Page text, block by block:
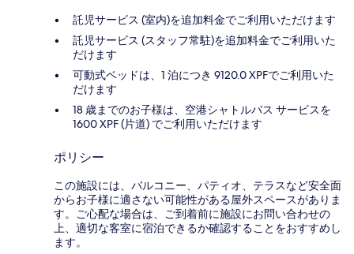
託児サービス (室内)を追加料金でご利用いただけます
託児サービス (スタッフ常駐)を追加料金でご利用いた
だけます
可動式ベッドは、1 泊につき 9120.0 XPFでご利用いた
だけます
18 歳までのお子様は、空港シャトルバス サービスを
1600 XPF (片道) でご利用いただけます
ポリシー
この施設には、バルコニー、パティオ、テラスなど安全面
からお子様に適さない可能性がある屋外スペースがありま
す。ご心配な場合は、ご到着前に施設にお問い合わせの
上、適切な客室に宿泊できるか確認することをおすすめし
ます。